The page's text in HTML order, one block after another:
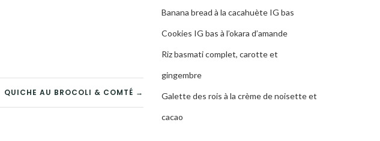
QUICHE AU BROCOLI & COMTÉ →
Banana bread à la cacahuète IG bas
Cookies IG bas à l’okara d’amande
Riz basmati complet, carotte et
gingembre
Galette des rois à la crème de noisette et
cacao